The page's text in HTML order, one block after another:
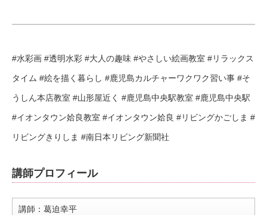
#水彩画 #透明水彩 #大人の趣味 #やさしい絵画教室 #リラックス
タイム #絵を描く暮らし #鹿児島カルチャーワクワク習い事 #そ
うしん本店教室 #山形屋近く #鹿児島中央駅教室 #鹿児島中央駅
#イオンタウン姶良教室 #イオンタウン姶良 #リビングかごしま #
リビングきりしま #南日本リビング新聞社
講師プロフィール
講師：葛迫幸平